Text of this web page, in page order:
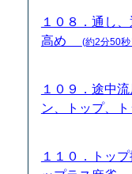
１０８．通し
高め
(約2分50秒
１０９．途中
ン、トップ、
１１０．トッ